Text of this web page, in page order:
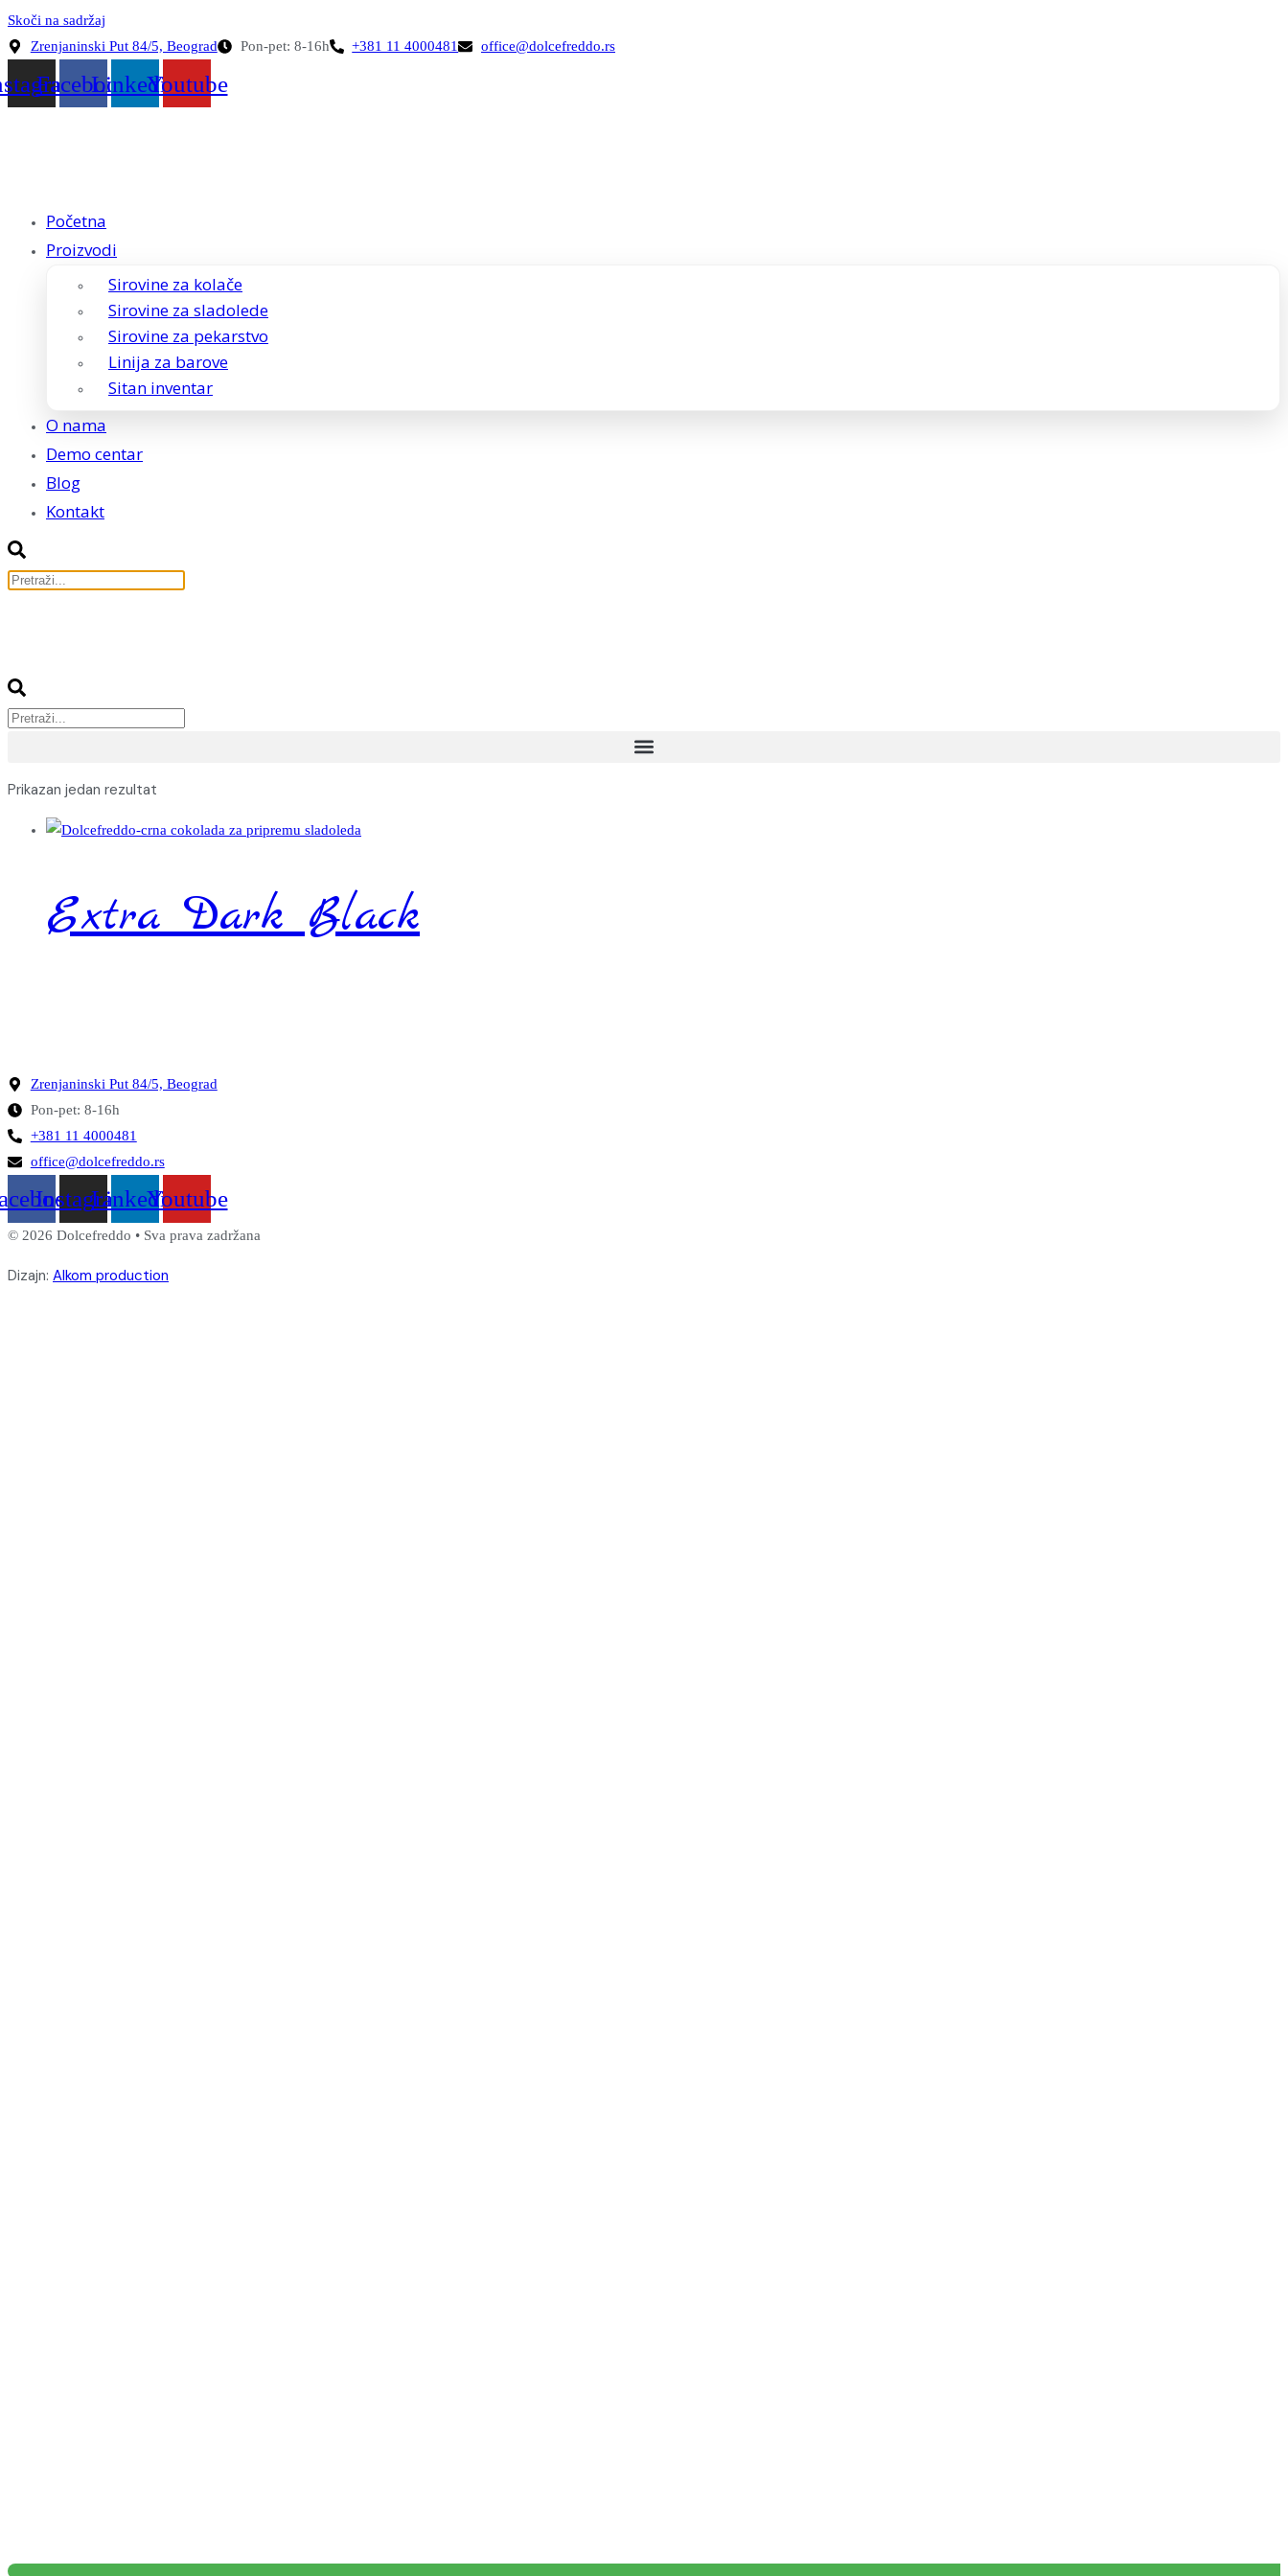
Skoči na sadržaj
Zrenjaninski Put 84/5, Beograd
Pon-pet: 8-16h +381 11 4000481 office@dolcefreddo.rs
FacebookLinkedinYoutube
Početna
Proizvodi
Sirovine za kolače
Sirovine za sladolede
Sirovine za pekarstvo
Linija za barove
Sitan inventar
O nama
Demo centar
Blog
Kontakt
Prikazan jedan rezultat
Extra Dark Black
Zrenjaninski Put 84/5, Beograd
Pon-pet: 8-16h
+381 11 4000481
office@dolcefreddo.rs
InstagramLinkedinYoutube
© 2026 Dolcefreddo • Sva prava zadržana
Dizajn: Alkom production